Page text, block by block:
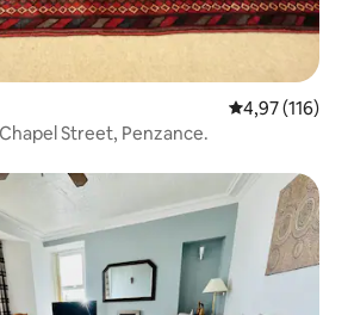
4,97 av 5 i
4,97 (116)
Street, Penzance.